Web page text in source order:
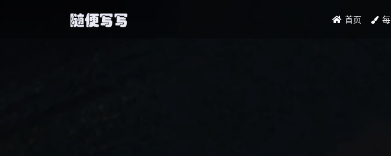
首页